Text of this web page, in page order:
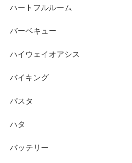
ハートフルルーム
バーベキュー
ハイウェイオアシス
バイキング
パスタ
ハタ
バッテリー